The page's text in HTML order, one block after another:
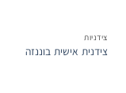
צידניות
צידנית אישית בוננזה